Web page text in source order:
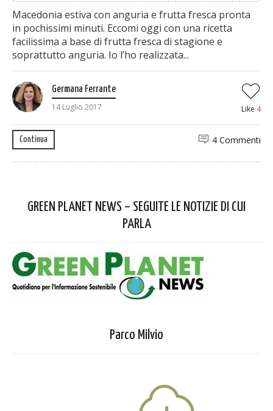
Macedonia estiva con anguria e frutta fresca pronta
in pochissimi minuti. Eccomi oggi con una ricetta
facilissima a base di frutta fresca di stagione e
soprattutto anguria. Io l’ho realizzata...
Germana Ferrante
14 Luglio 2017
Like 4
Continua 4 Commenti
GREEN PLANET NEWS – SEGUITE LE NOTIZIE DI CUI
PARLA
Parco Milvio